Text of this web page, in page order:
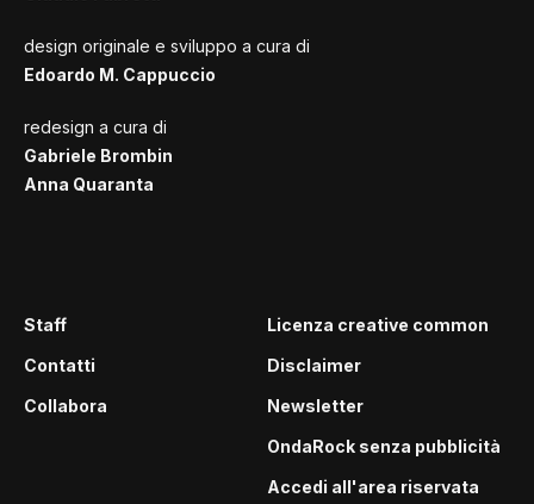
design originale e sviluppo a cura di
Edoardo M. Cappuccio
redesign a cura di
Gabriele Brombin
Anna Quaranta
Staff
Contatti
Collabora
Licenza creative common
Disclaimer
Newsletter
OndaRock senza pubblicità
Accedi all'area riservata